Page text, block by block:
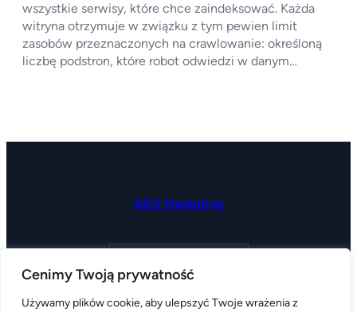
Cenimy Twoją prywatność
Używamy plików cookie, aby ulepszyć Twoje wrażenia z
wszystkie serwisy, które chce zaindeksować. Każda
witryna otrzymuje w związku z tym pewien limit
zasobów przeznaczonych na crawlowanie: określoną
liczbę podstron, które robot odwiedzi w danym…
AEO Marketing
kontakt@aeomarketing.pl